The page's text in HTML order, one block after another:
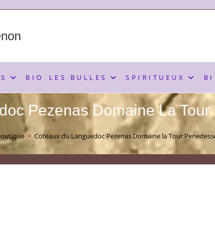
BIO LES BULLES SPIRITUEUX
Pezenas Domaine La
> Coteaux du Languedoc Pezenas Domaine la Tour